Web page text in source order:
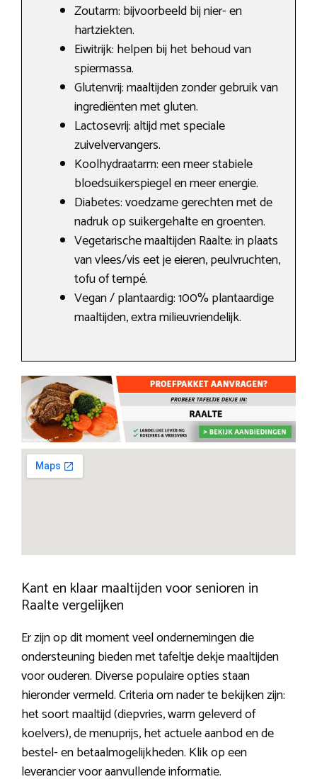
Zoutarm: bijvoorbeeld bij nier- en
hartziekten.
Eiwitrijk: helpen bij het behoud van
spiermassa.
Glutenvrij: maaltijden zonder gebruik van
ingrediënten met gluten.
Lactosevrij: altijd met speciale
zuivelvervangers.
Koolhydraatarm: een meer stabiele
bloedsuikerspiegel en meer energie.
Diabetes: voedzame gerechten met de
nadruk op suikergehalte en groenten.
Vegetarische maaltijden Raalte: in plaats
van vlees/vis eet je eieren, peulvruchten,
tofu of tempé.
Vegan / plantaardig: 100% plantaardige
maaltijden, extra milieuvriendelijk.
Kant en klaar maaltijden voor senioren in
Raalte vergelijken
Er zijn op dit moment veel ondernemingen die
ondersteuning bieden met tafeltje dekje maaltijden
voor ouderen. Diverse populaire opties staan
hieronder vermeld. Criteria om nader te bekijken zijn:
het soort maaltijd (diepvries, warm geleverd of
koelvers), de menuprijs, het actuele aanbod en de
bestel- en betaalmogelijkheden. Klik op een
leverancier voor aanvullende informatie.